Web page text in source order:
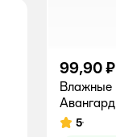
99,90 ₽
Влажные
Рейтинг:
5